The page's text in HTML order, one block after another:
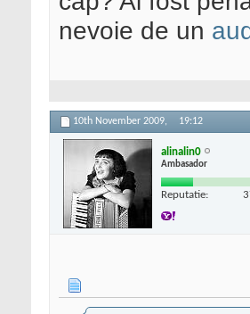
nevoie de un
10th November 2009, 19:12
alinalin0
Ambasador
Reputatie: